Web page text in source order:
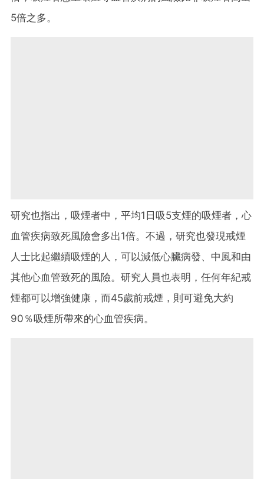
5倍之多。
研究也指出，吸煙者中，平均1日吸5支煙的吸煙者，心
血管疾病致死風險會多出1倍。不過，研究也發現戒煙
人士比起繼續吸煙的人，可以減低心臟病發、中風和由
其他心血管致死的風險。研究人員也表明，任何年紀戒
煙都可以增強健康，而45歲前戒煙，則可避免大約
90％吸煙所帶來的心血管疾病。